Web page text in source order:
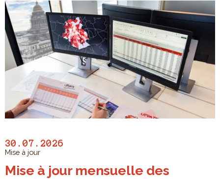
30.07.2026
Mise à jour
Mise à jour mensuelle des